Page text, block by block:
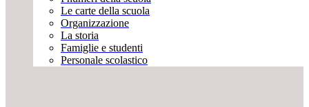
Le carte della scuola
Organizzazione
La storia
Famiglie e studenti
Personale scolastico